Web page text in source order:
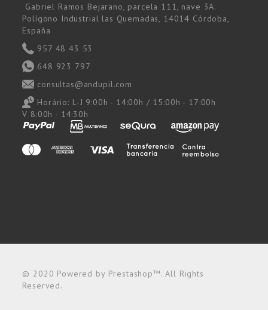
Gabriel Ramos Bejarano, parcela 111, nave 3A.
Polígono Industrial las Quemadas, 14014 Córdoba,
España
957 48 43 53
648 923 797
consultas@andupil.com
Horário: L-J 9:00h - 14:00h / 15:00h - 17:00h
V 8:00h - 14:30h
© 2020 Powered by Prestashop™. All Rights
Reserved.